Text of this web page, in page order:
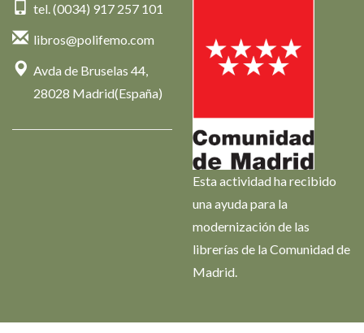
tel. (0034) 917 257 101
libros@polifemo.com
Avda de Bruselas 44,
28028 Madrid(España)
Esta actividad ha recibido
una ayuda para la
modernización de las
librerías de la Comunidad de
Madrid.